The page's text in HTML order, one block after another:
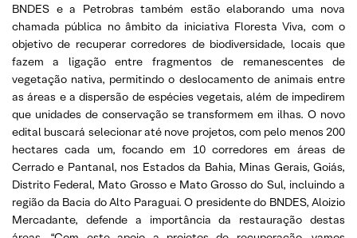
BNDES e a Petrobras também estão elaborando uma nova
chamada pública no âmbito da iniciativa Floresta Viva, com o
objetivo de recuperar corredores de biodiversidade, locais que
fazem a ligação entre fragmentos de remanescentes de
vegetação nativa, permitindo o deslocamento de animais entre
as áreas e a dispersão de espécies vegetais, além de impedirem
que unidades de conservação se transformem em ilhas. O novo
edital buscará selecionar até nove projetos, com pelo menos 200
hectares cada um, focando em 10 corredores em áreas de
Cerrado e Pantanal, nos Estados da Bahia, Minas Gerais, Goiás,
Distrito Federal, Mato Grosso e Mato Grosso do Sul, incluindo a
região da Bacia do Alto Paraguai. O presidente do BNDES, Aloizio
Mercadante, defende a importância da restauração destas